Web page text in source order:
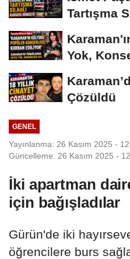
Tartışma
Yok,
Çözüldü
GENEL
Yayınlanma: 26 Kasım 2025 -
Güncelleme: 26 Kasım 2025 -
İki apartman
için bağışladılar
Gürün'de iki
öğrencilere burs